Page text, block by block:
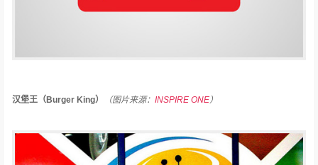
汉堡王（Burger King） （图片来源：INSPIRE ONE）